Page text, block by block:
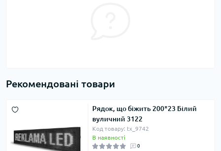
Рекомендовані товари
Рядок, що біжить 200*23 Білий
вуличний 3122
Код товару: tx_9742
В наявності
0